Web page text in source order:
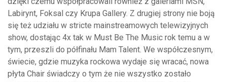
Labirynt, Foksal czy Krupa Gallery. Z drugiej strony nie boją
się też udziału w stricte mainstreamowych telewizyjnych
show, dostając 4x tak w Must Be The Music rok temu a w
tym, przeszli do półfinału Mam Talent. We współczesnym,
świecie, gdzie muzyka rockowa wydaje się wracać, nowa
płyta Chair świadczy o tym że nie wszystko zostało